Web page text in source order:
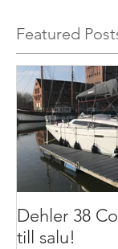
Featured
Dehler 38
till salu!